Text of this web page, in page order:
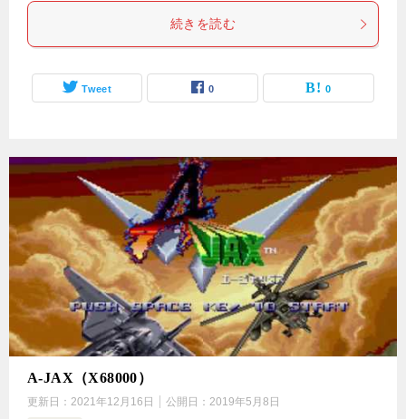
続きを読む
Tweet 0 0
A-JAX（X68000）
更新日： 2021年12月16日 公開日： 2019年5月8日